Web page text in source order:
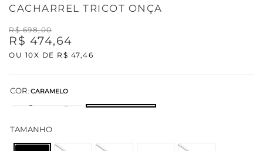
CACHARREL TRICOT ONÇA
R$ 698,00
R$ 474,64
OU 10X DE R$ 47,46
COR: CARAMELO
TAMANHO